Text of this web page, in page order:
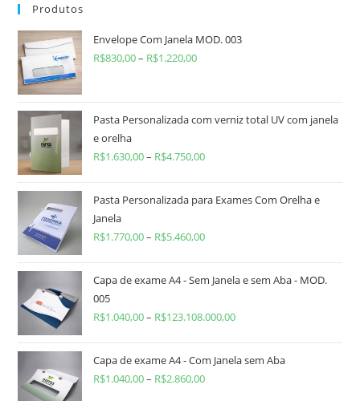
Produtos
Envelope Com Janela MOD. 003
R$830,00– R$1.220,00
Pasta Personalizada com verniz total UV com janela
e orelha
R$1.630,00– R$4.750,00
Pasta Personalizada para Exames Com Orelha e
Janela
R$1.770,00– R$5.460,00
Capa de exame A4 - Sem Janela e sem Aba - MOD.
005
R$1.040,00– R$123.108.000,00
Capa de exame A4 - Com Janela sem Aba
R$1.040,00– R$2.860,00